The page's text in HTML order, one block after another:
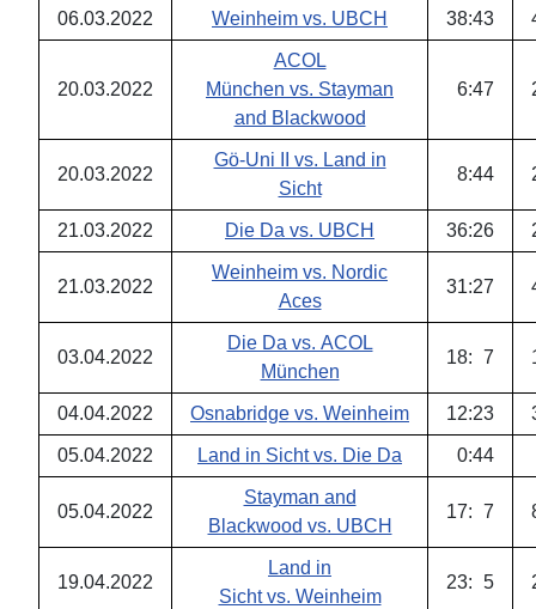
06.03.2022 Weinheim vs. UBCH 38:43
20.03.2022
ACOL
München vs. Stayman
and Blackwood
6:47
20.03.2022
Gö-Uni II vs. Land in
Sicht
8:44
21.03.2022 Die Da vs. UBCH 36:26
21.03.2022
Weinheim vs. Nordic
Aces
31:27
03.04.2022
Die Da vs. ACOL
München
18: 7
04.04.2022 Osnabridge vs. Weinheim 12:23
05.04.2022 Land in Sicht vs. Die Da 0:44
05.04.2022
Stayman and
Blackwood vs. UBCH
17: 7
19.04.2022
Land in
Sicht vs. Weinheim
23: 5